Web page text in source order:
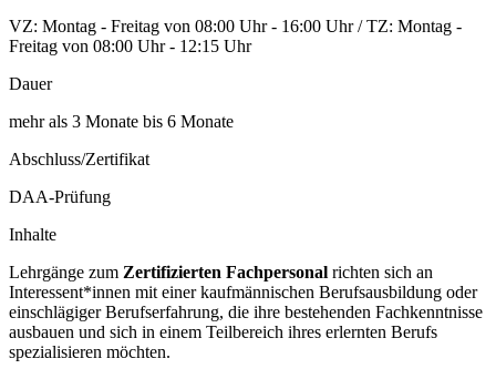
VZ: Montag - Freitag von 08:00 Uhr - 16:00 Uhr / TZ: Montag -
Freitag von 08:00 Uhr - 12:15 Uhr
Dauer
mehr als 3 Monate bis 6 Monate
Abschluss/Zertifikat
DAA-Prüfung
Inhalte
Lehrgänge zum Zertifizierten Fachpersonal richten sich an
Interessent*innen mit einer kaufmännischen Berufsausbildung oder
einschlägiger Berufserfahrung, die ihre bestehenden Fachkenntnisse
ausbauen und sich in einem Teilbereich ihres erlernten Berufs
spezialisieren möchten.